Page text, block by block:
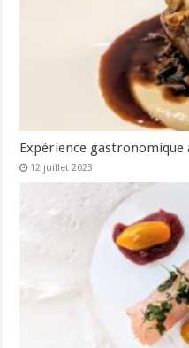
Expérience gastronomique
12 juillet 2023